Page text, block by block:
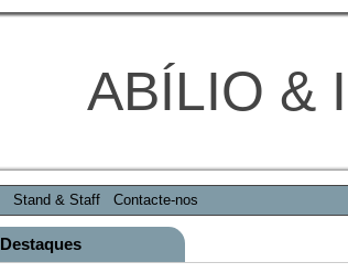
ABÍLIO &
Stand & Staff Contacte-nos
Destaques